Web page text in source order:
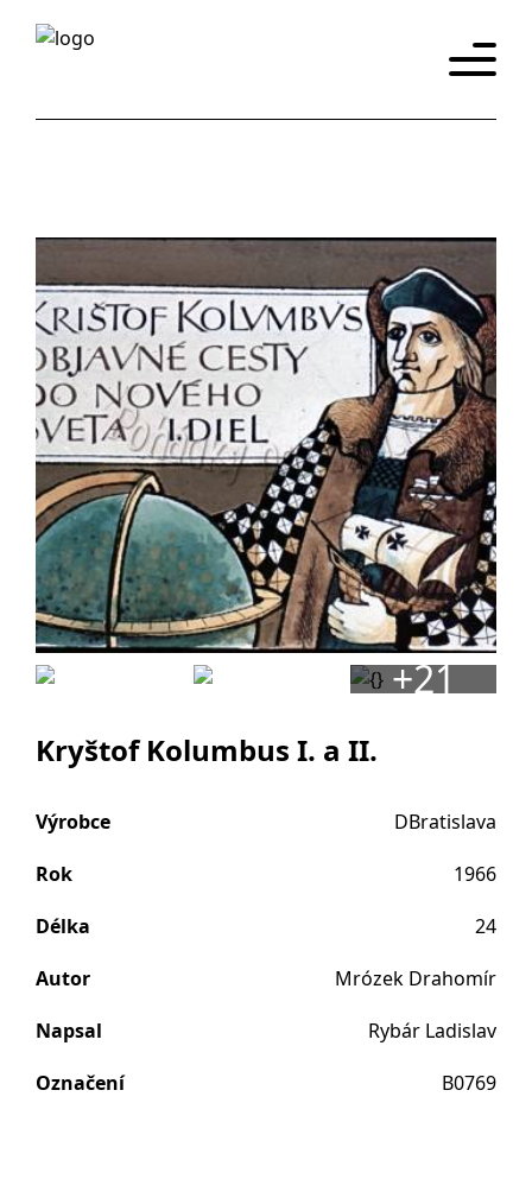
Úvod
Eshop
Slovensky
English
y
+21
Kryštof Kolumbus I. a II.
Výrobce
DBratislava
Rok
1966
Délka
24
Autor
Mrózek Drahomír
Napsal
Rybár Ladislav
Označení
B0769